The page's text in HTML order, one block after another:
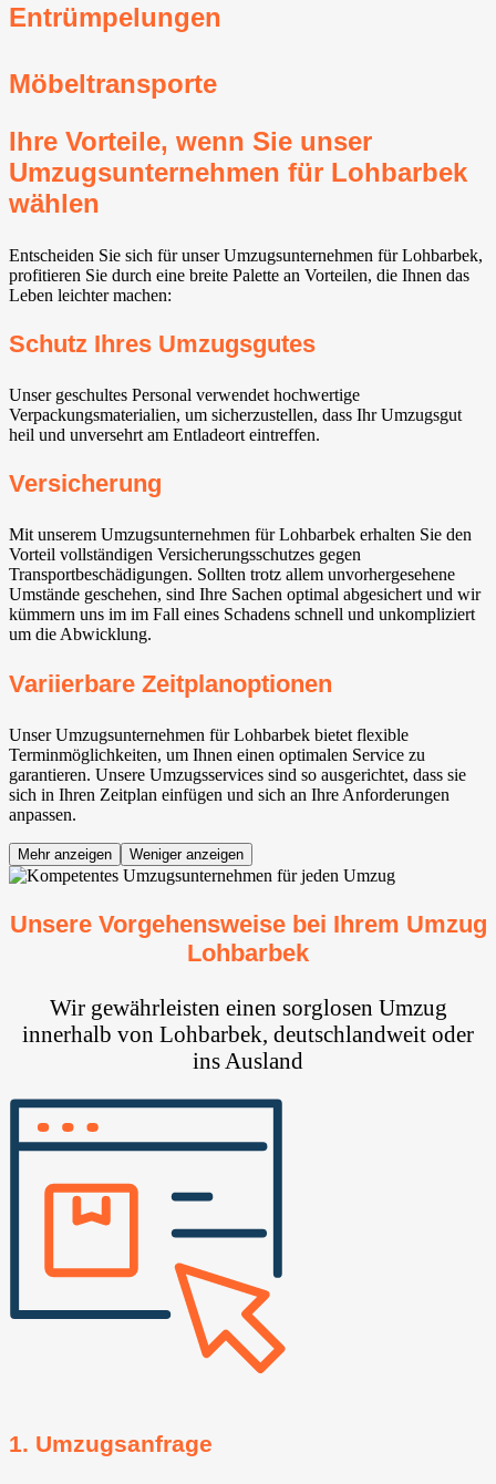
Entrümpelungen
Möbeltransporte
Ihre Vorteile, wenn Sie unser
Umzugsunternehmen für Lohbarbek
wählen
Entscheiden Sie sich für unser Umzugsunternehmen für Lohbarbek,
profitieren Sie durch eine breite Palette an Vorteilen, die Ihnen das
Leben leichter machen:
Schutz Ihres Umzugsgutes
Unser geschultes Personal verwendet hochwertige
Verpackungsmaterialien, um sicherzustellen, dass Ihr Umzugsgut
heil und unversehrt am Entladeort eintreffen.
Versicherung
Mit unserem Umzugsunternehmen für Lohbarbek erhalten Sie den
Vorteil vollständigen Versicherungsschutzes gegen
Transportbeschädigungen. Sollten trotz allem unvorhergesehene
Umstände geschehen, sind Ihre Sachen optimal abgesichert und wir
kümmern uns im im Fall eines Schadens schnell und unkompliziert
um die Abwicklung.
Variierbare Zeitplanoptionen
Unser Umzugsunternehmen für Lohbarbek bietet flexible
Terminmöglichkeiten, um Ihnen einen optimalen Service zu
garantieren. Unsere Umzugsservices sind so ausgerichtet, dass sie
sich in Ihren Zeitplan einfügen und sich an Ihre Anforderungen
anpassen.
Mehr anzeigen Weniger anzeigen
Unsere Vorgehensweise bei Ihrem Umzug
Lohbarbek
Wir gewährleisten einen sorglosen Umzug
innerhalb von Lohbarbek, deutschlandweit oder
ins Ausland
1. Umzugsanfrage